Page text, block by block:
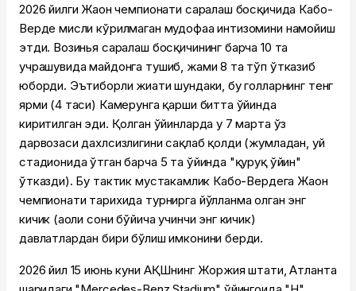
2026 йилги Жаҳон чемпионати саралаш босқичида Кабо-
Верде мисли кўрилмаган мудофаа интизомини намойиш
этди. Возинья саралаш босқичининг барча 10 та
учрашувида майдонга тушиб, жами 8 та тўп ўтказиб
юборди. Эътиборли жиҳати шундаки, бу голларнинг тенг
ярми (4 таси) Камерунга қарши битта ўйинда
киритилган эди. Қолган ўйинларда у 7 марта ўз
дарвозаси дахлсизлигини сақлаб қолди (жумладан, уй
стадионида ўтган барча 5 та ўйинда "қуруқ ўйин"
ўтказди). Бу тактик мустаҳкамлик Кабо-Вердега Жаҳон
чемпионати тарихида турнирга йўлланма олган энг
кичик (аҳоли сони бўйича учинчи энг кичик)
давлатлардан бири бўлиш имконини берди.
2026 йил 15 июнь куни АҚШнинг Жоржия штати, Атланта